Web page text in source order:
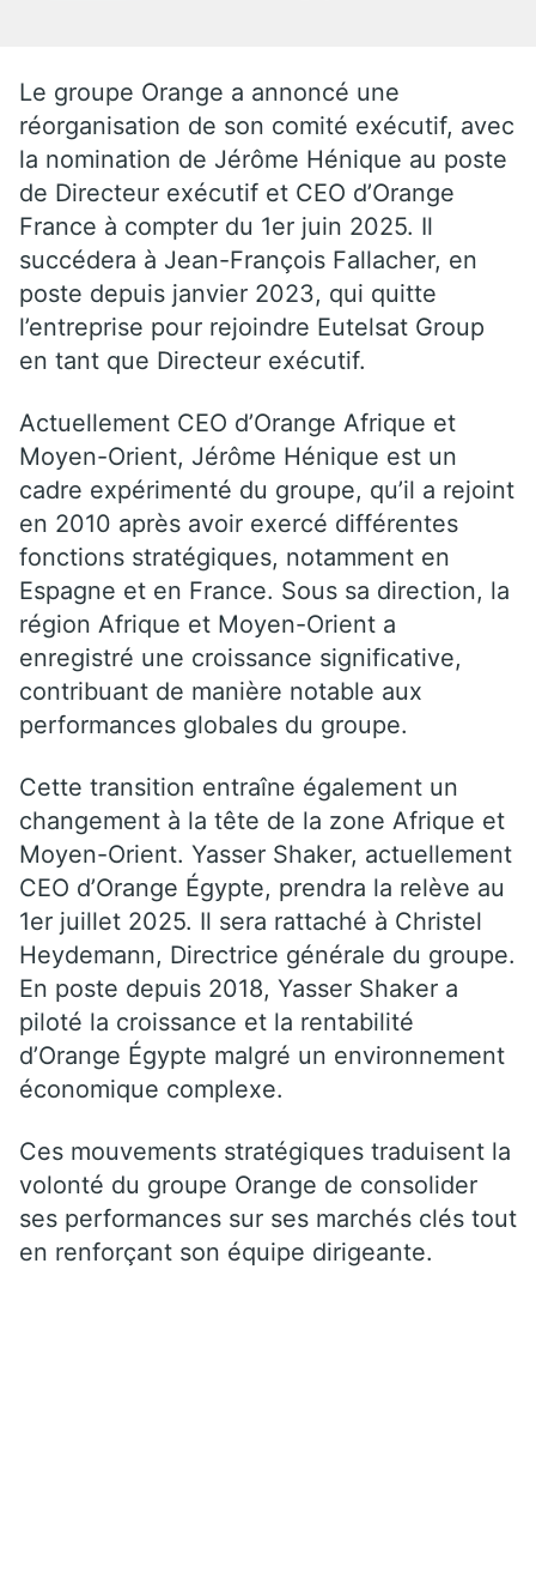
Le groupe Orange a annoncé une
réorganisation de son comité exécutif, avec
la nomination de Jérôme Hénique au poste
de Directeur exécutif et CEO d’Orange
France à compter du 1er juin 2025. Il
succédera à Jean-François Fallacher, en
poste depuis janvier 2023, qui quitte
l’entreprise pour rejoindre Eutelsat Group
en tant que Directeur exécutif.
Actuellement CEO d’Orange Afrique et
Moyen-Orient, Jérôme Hénique est un
cadre expérimenté du groupe, qu’il a rejoint
en 2010 après avoir exercé différentes
fonctions stratégiques, notamment en
Espagne et en France. Sous sa direction, la
région Afrique et Moyen-Orient a
enregistré une croissance significative,
contribuant de manière notable aux
performances globales du groupe.
Cette transition entraîne également un
changement à la tête de la zone Afrique et
Moyen-Orient. Yasser Shaker, actuellement
CEO d’Orange Égypte, prendra la relève au
1er juillet 2025. Il sera rattaché à Christel
Heydemann, Directrice générale du groupe.
En poste depuis 2018, Yasser Shaker a
piloté la croissance et la rentabilité
d’Orange Égypte malgré un environnement
économique complexe.
Ces mouvements stratégiques traduisent la
volonté du groupe Orange de consolider
ses performances sur ses marchés clés tout
en renforçant son équipe dirigeante.